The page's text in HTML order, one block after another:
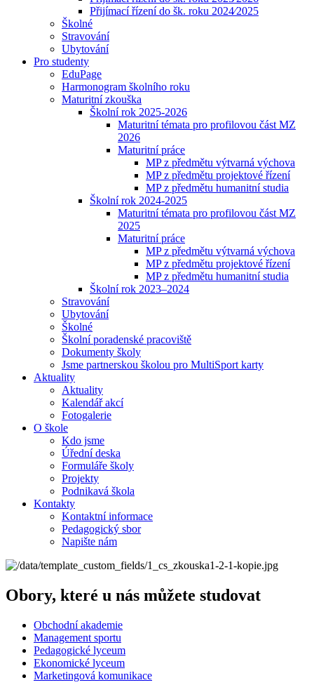
Přijímací řízení do šk. roku 2024⁄2025
Školné
Stravování
Ubytování
Pro studenty
EduPage
Harmonogram školního roku
Maturitní zkouška
Školní rok 2025-2026
Maturitní témata pro profilovou část MZ
2026
Maturitní práce
MP z předmětu výtvarná výchova
MP z předmětu projektové řízení
MP z předmětu humanitní studia
Školní rok 2024-2025
Maturitní témata pro profilovou část MZ
2025
Maturitní práce
MP z předmětu výtvarná výchova
MP z předmětu projektové řízení
MP z předmětu humanitní studia
Školní rok 2023–2024
Stravování
Ubytování
Školné
Školní poradenské pracoviště
Dokumenty školy
Jsme partnerskou školou pro MultiSport karty
Aktuality
Aktuality
Kalendář akcí
Fotogalerie
O škole
Kdo jsme
Úřední deska
Formuláře školy
Projekty
Podnikavá škola
Kontakty
Kontaktní informace
Pedagogický sbor
Napište nám
Obory, které u nás můžete studovat
Obchodní akademie
Management sportu
Pedagogické lyceum
Ekonomické lyceum
Marketingová komunikace